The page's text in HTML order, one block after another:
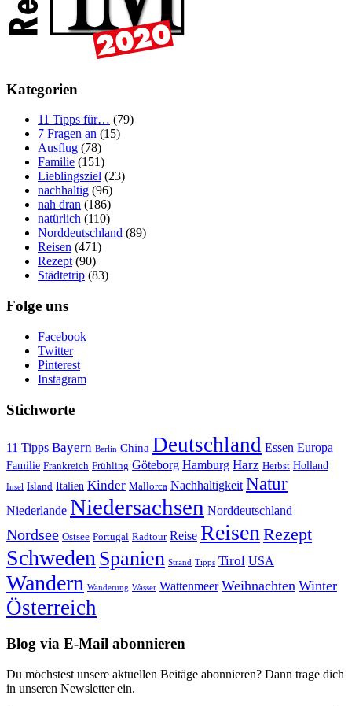
Kategorien
11 Tipps für… (79)
7 Fragen an (15)
Ausflug (78)
Familie (151)
Lieblingsziel (23)
nachhaltig (96)
nah dran (186)
natürlich (110)
Norddeutschland (89)
Reisen (471)
Rezept (90)
Städtetrip (83)
Folge uns
Facebook
Twitter
Pinterest
Instagram
Stichworte
11 Tipps Bayern Berlin China Deutschland Essen Europa
Familie Frankreich Frühling Göteborg Hamburg Harz Herbst Holland
Insel Island Italien Kinder Mallorca Nachhaltigkeit Natur
Niederlande Niedersachsen Norddeutschland
Nordsee Ostsee Portugal Radtour Reise ReisenRezept
SchwedenSpanien Strand Tipps Tirol USA
Wandern Wanderung Wasser Wattenmeer Weihnachten Winter
Österreich
Blog via E-Mail abonnieren
Du möchstest unsere aktuellen Beitäge abonnieren? Dann trage dich
in unseren Newsletter ein.